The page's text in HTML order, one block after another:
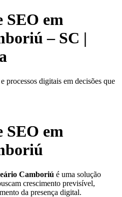
SEO em
– SC |
processos digitais em decisões que
SEO em
Camboriú é uma solução
crescimento previsível,
da presença digital.